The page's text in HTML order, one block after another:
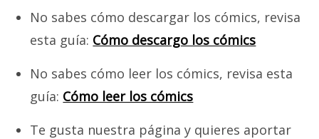
No sabes cómo descargar los cómics, revisa
esta guía: Cómo descargo los cómics
No sabes cómo leer los cómics, revisa esta
guía: Cómo leer los cómics
Te gusta nuestra página y quieres aportar